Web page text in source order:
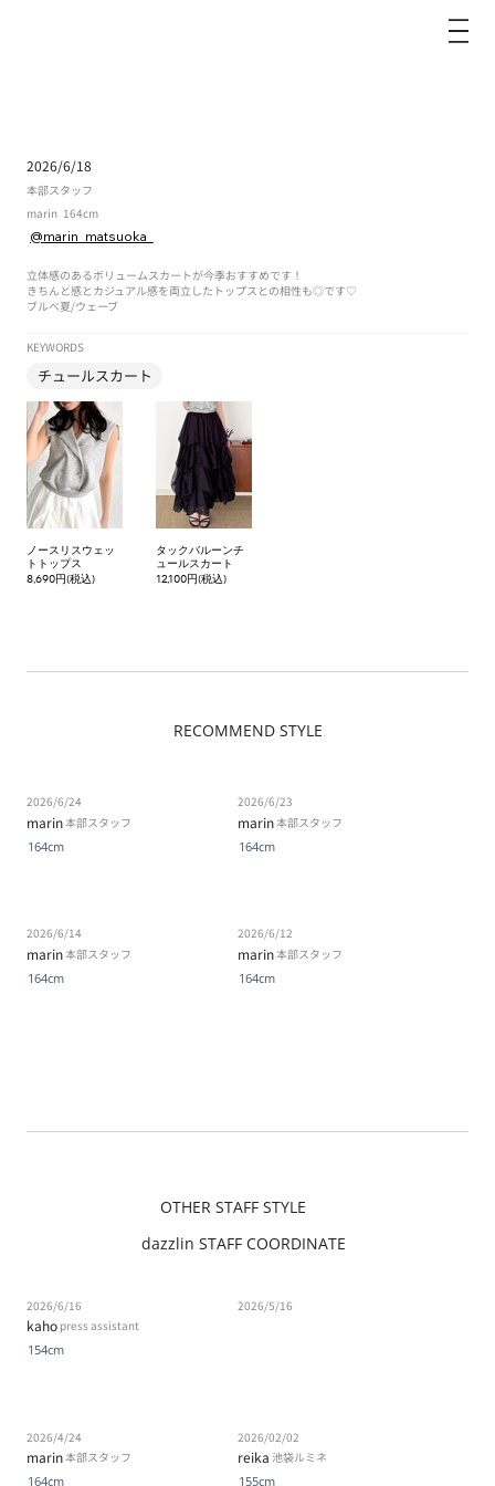
2026/6/18
本部スタッフ
marin 164cm
@marin_matsuoka_
ブルべ夏/ウェーブ
立体感のあるボリュームスカートが今季おすすめです！
きちんと感とカジュアル感を両立したトップスとの相性も◎です♡
KEYWORDS
チュールスカート
ノースリスウェッ
トトップス
8,690円(税込)
タックバルーンチ
ュールスカート
12,100円(税込)
RECOMMEND STYLE
marin本部スタッフ
2026/6/24
164cm
marin本部スタッフ
2026/6/23
164cm
marin本部スタッフ
2026/6/14
164cm
marin本部スタッフ
2026/6/12
164cm
OTHER STAFF STYLE
dazzlin STAFF COORDINATE
kaho press assistant
2026/6/16
154cm
2026/5/16
marin本部スタッフ
2026/4/24
164cm
reika 池袋ルミネ
2026/02/02
155cm